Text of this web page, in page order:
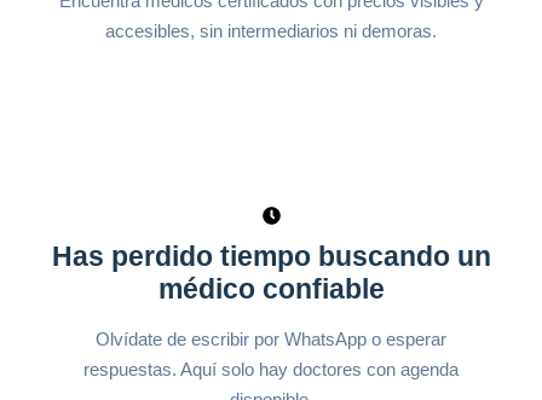
accesibles, sin intermediarios ni demoras.
Has perdido tiempo buscando un
médico confiable
Olvídate de escribir por WhatsApp o esperar
respuestas. Aquí solo hay doctores con agenda